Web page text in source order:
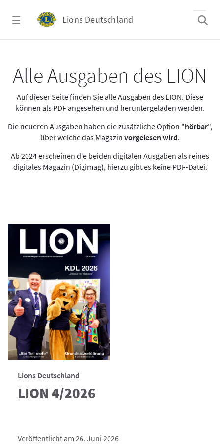
Lions Deutschland
Alle Ausgaben des LION
Auf dieser Seite finden Sie alle Ausgaben des LION. Diese
können als PDF angesehen und heruntergeladen werden.
Die neueren Ausgaben haben die zusätzliche Option "hörbar",
über welche das Magazin vorgelesen wird.
Ab 2024 erscheinen die beiden digitalen Ausgaben als reines
digitales Magazin (Digimag), hierzu gibt es keine PDF-Datei.
Lions Deutschland
LION 4/2026
Veröffentlicht am 26. Juni 2026